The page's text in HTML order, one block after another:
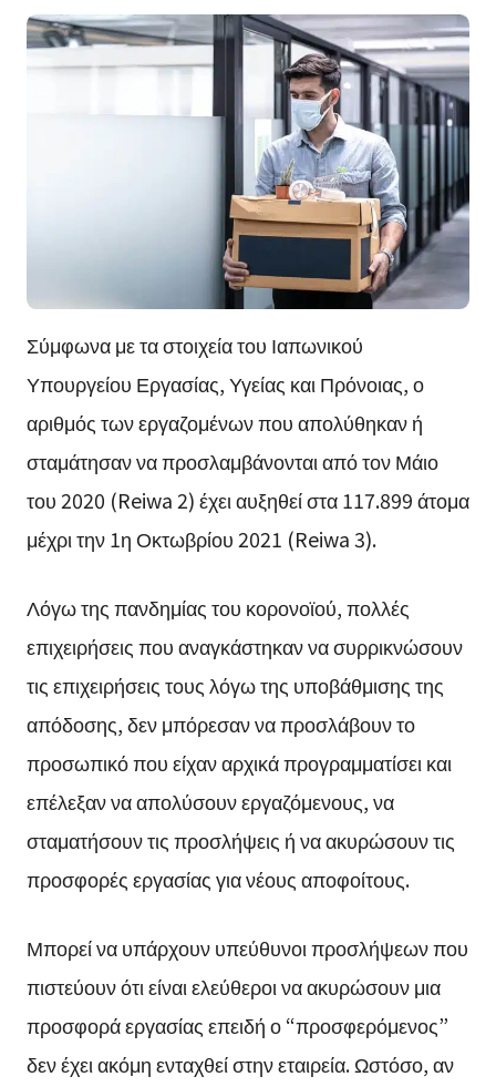
Σύμφωνα με τα στοιχεία του Ιαπωνικού
Υπουργείου Εργασίας, Υγείας και Πρόνοιας, ο
αριθμός των εργαζομένων που απολύθηκαν ή
σταμάτησαν να προσλαμβάνονται από τον Μάιο
του 2020 (Reiwa 2) έχει αυξηθεί στα 117.899 άτομα
μέχρι την 1η Οκτωβρίου 2021 (Reiwa 3).
Λόγω της πανδημίας του κορονοϊού, πολλές
επιχειρήσεις που αναγκάστηκαν να συρρικνώσουν
τις επιχειρήσεις τους λόγω της υποβάθμισης της
απόδοσης, δεν μπόρεσαν να προσλάβουν το
προσωπικό που είχαν αρχικά προγραμματίσει και
επέλεξαν να απολύσουν εργαζόμενους, να
σταματήσουν τις προσλήψεις ή να ακυρώσουν τις
προσφορές εργασίας για νέους αποφοίτους.
Μπορεί να υπάρχουν υπεύθυνοι προσλήψεων που
πιστεύουν ότι είναι ελεύθεροι να ακυρώσουν μια
προσφορά εργασίας επειδή ο “προσφερόμενος”
δεν έχει ακόμη ενταχθεί στην εταιρεία. Ωστόσο, αν